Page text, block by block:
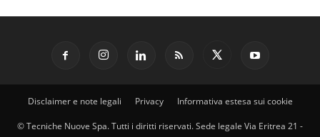
Disclaimer e note legali Privacy Informativa estesa sui cookie
© Tecniche Nuove Spa. Tutti i diritti riservati. Sede legale Via Eritrea 21 -